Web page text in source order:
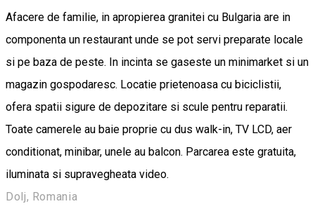
Afacere de familie, in apropierea granitei cu Bulgaria are in
componenta un restaurant unde se pot servi preparate locale
si pe baza de peste. In incinta se gaseste un minimarket si un
magazin gospodaresc. Locatie prietenoasa cu biciclistii,
ofera spatii sigure de depozitare si scule pentru reparatii.
Toate camerele au baie proprie cu dus walk-in, TV LCD, aer
conditionat, minibar, unele au balcon. Parcarea este gratuita,
iluminata si supravegheata video.
Dolj, Romania